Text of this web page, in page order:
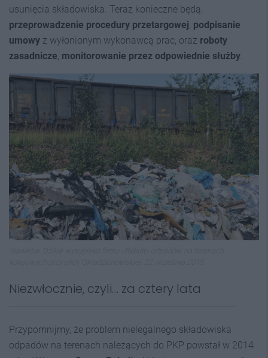
usunięcia składowiska. Teraz konieczne będą:
przeprowadzenie procedury przetargowej, podpisanie
umowy z wyłonionym wykonawcą prac, oraz roboty
zasadnicze, monitorowanie przez odpowiednie służby.
Niezwłocznie, czyli… za cztery lata
Przypomnijmy, że problem nielegalnego składowiska
odpadów na terenach należących do PKP powstał w 2014